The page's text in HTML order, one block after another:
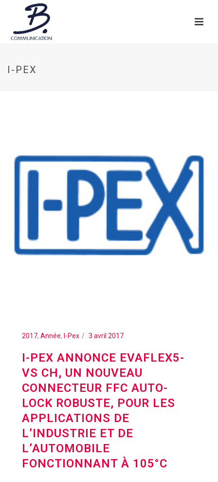
I-PEX
2017, Année, I-Pex 3 avril 2017
I-PEX ANNONCE EVAFLEX5-
VS CH, UN NOUVEAU
CONNECTEUR FFC AUTO-
LOCK ROBUSTE, POUR LES
APPLICATIONS DE
L’INDUSTRIE ET DE
L’AUTOMOBILE
FONCTIONNANT À 105°C